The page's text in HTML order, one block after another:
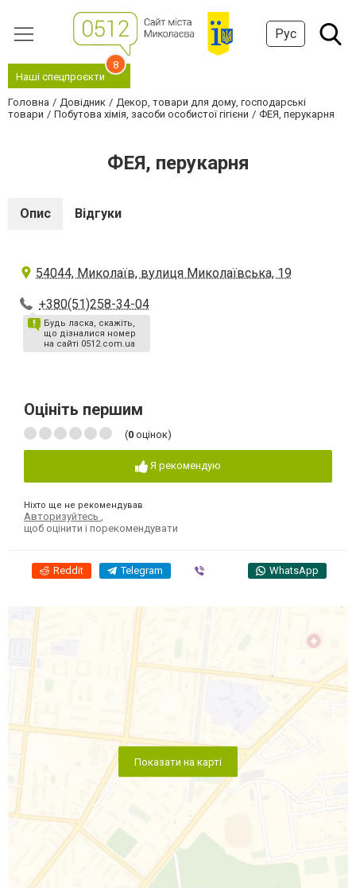
Рус
Наші спецпроєкти
8
Головна Довідник
Декор, товари для дому, господарські
товари
Побутова хімія, засоби особистої гігієни ФЕЯ, перукарня
ФЕЯ, перукарня
Опис Відгуки
54044, Миколаїв, вулиця Миколаївська, 19
+380(51)258-34-04
Будь ласка, скажіть,
що дізналися номер
на сайті 0512.com.ua
Оцініть першим
(0 оцінок)
Я рекомендую
Ніхто ще не рекомендував
Авторизуйтесь
щоб оцінити і порекомендувати
Reddit Telegram WhatsApp
Показати на карті